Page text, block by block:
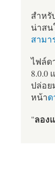
สำหรั
น่าสน
สามา
ไฟล์ด
8.0.0
ปล่อย
หน้า
"ลอง